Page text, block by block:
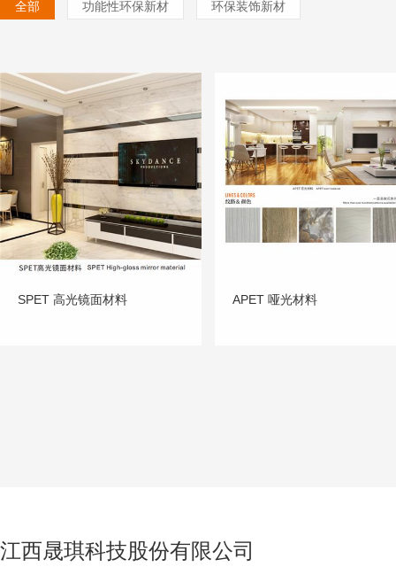
全部 功能性环保新材 环保装饰新材
SPET 高光镜面材料 APET 哑光材料
江西晟琪科技股份有限公司